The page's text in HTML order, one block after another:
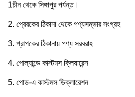
1চীন থেকে সিঙ্গাপুর পর্যন্ত।
2. প্রেরকের ঠিকানা থেকে পণ্যসম্ভার সংগ্রহ
3. প্রাপকের ঠিকানায় পণ্য সরবরাহ
4. পোল্যান্ডে কাস্টমস ক্লিয়ারেন্স
5. পোড-এ কাস্টমস ডিক্লারেশন